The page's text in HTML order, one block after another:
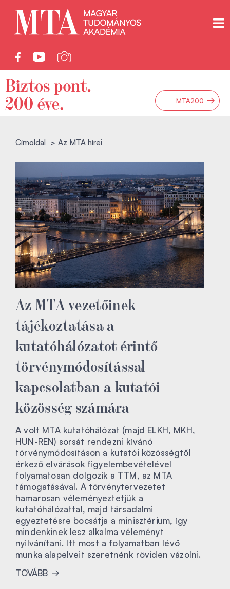
MTA200 →
Címoldal Az MTA hírei
Az MTA vezetőinek
tájékoztatása a
kutatóhálózatot érintő
törvénymódosítással
kapcsolatban a kutatói
közösség számára
A volt MTA kutatóhálózat (majd ELKH, MKH,
HUN-REN) sorsát rendezni kívánó
törvénymódosításon a kutatói közösségtől
érkező elvárások figyelembevételével
folyamatosan dolgozik a TTM, az MTA
támogatásával. A törvénytervezetet
hamarosan véleményeztetjük a
kutatóhálózattal, majd társadalmi
egyeztetésre bocsátja a minisztérium, így
mindenkinek lesz alkalma véleményt
nyilvánítani. Itt most a folyamatban lévő
munka alapelveit szeretnénk röviden vázolni.
TOVÁBB